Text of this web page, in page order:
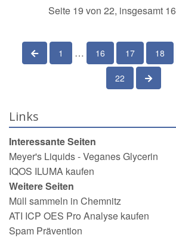
Seite 19 von 22, insgesamt
vorherige Seite
1 … 16 17 18
22
Links
Interessante Seiten
Meyer's Liquids - Veganes Glycerin
IQOS ILUMA kaufen
Weitere Seiten
Müll sammeln in Chemnitz
ATI ICP OES Pro Analyse kaufen
Spam Prävention